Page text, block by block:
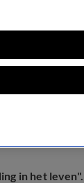
over
in het leven".